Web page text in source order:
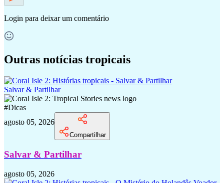
Login para deixar um comentário
Outras notícias tropicais
Salvar & Partilhar
#Dicas
agosto 05, 2026
Compartilhar
Salvar & Partilhar
agosto 05, 2026